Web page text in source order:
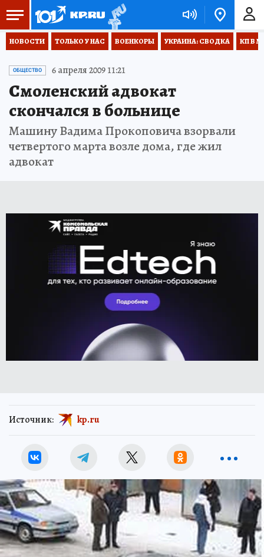
НОВОСТИ ТОЛЬКО У НАС ВОЕНКОРЫ УКРАИНА: СВОДКА КП В
ОБЩЕСТВО 6 апреля 2009 11:21
Смоленский адвокат
скончался в больнице
Машину Вадима Прокоповича взорвали
четвертого марта возле дома, где жил
адвокат
Источник: kp.ru